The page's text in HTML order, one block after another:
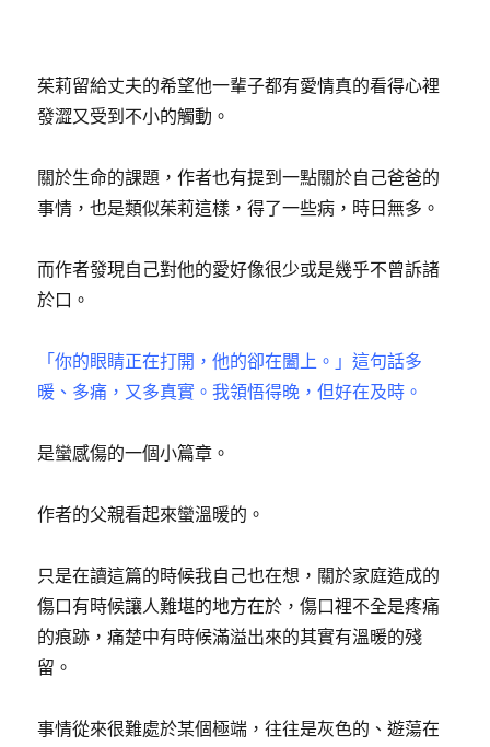
茱莉留給丈夫的希望他一輩子都有愛情真的看得心裡
發澀又受到不小的觸動。
關於生命的課題，作者也有提到一點關於自己爸爸的
事情，也是類似茱莉這樣，得了一些病，時日無多。
而作者發現自己對他的愛好像很少或是幾乎不曾訴諸
於口。
「你的眼睛正在打開，他的卻在闔上。」這句話多
暖、多痛，又多真實。我領悟得晚，但好在及時。
是蠻感傷的一個小篇章。
作者的父親看起來蠻溫暖的。
只是在讀這篇的時候我自己也在想，關於家庭造成的
傷口有時候讓人難堪的地方在於，傷口裡不全是疼痛
的痕跡，痛楚中有時候滿溢出來的其實有溫暖的殘
留。
事情從來很難處於某個極端，往往是灰色的、遊蕩在